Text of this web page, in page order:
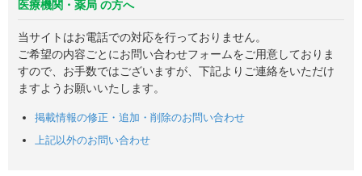
医療機関・薬局 の方へ
当サイトはお電話での対応を行っておりません。
ご希望の内容ごとにお問い合わせフォームをご用意しておりま
すので、お手数ではございますが、下記よりご連絡をいただけ
ますようお願いいたします。
掲載情報の修正・追加・削除のお問い合わせ
上記以外のお問い合わせ